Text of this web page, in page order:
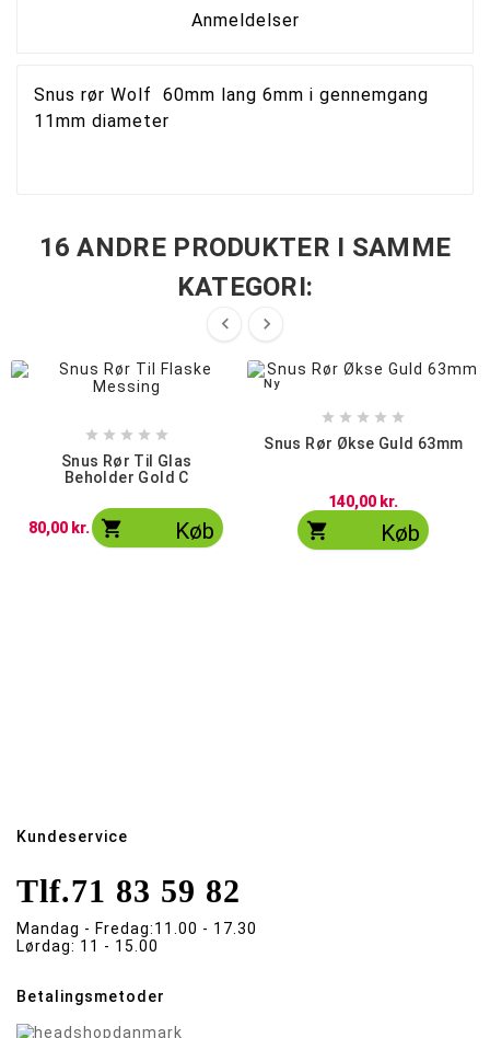
Anmeldelser
Snus rør Wolf 60mm lang 6mm i gennemgang
11mm diameter
16 ANDRE PRODUKTER I SAMME
KATEGORI:
 
    
Snus Rør Til Glas
Beholder Gold C
80,00 kr.  Køb
Ny
    
Snus Rør Økse Guld 63mm
140,00 kr.
 Køb
Kundeservice
Tlf.71 83 59 82
Mandag - Fredag:11.00 - 17.30
Lørdag: 11 - 15.00
Betalingsmetoder